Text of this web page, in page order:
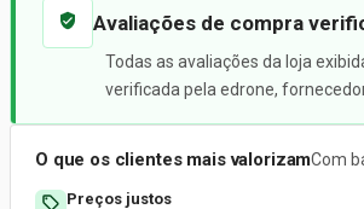
Avaliações de compra
Todas as avaliações da loja
verificada pela edrone,
O que os clientes mais valorizamCom
Preços justos